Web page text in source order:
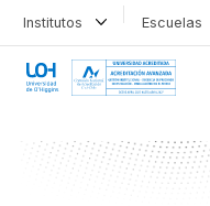
Institutos Escuelas